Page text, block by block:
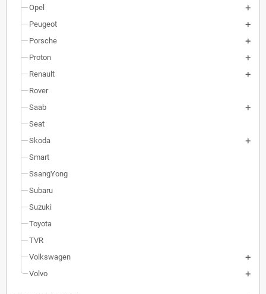
Opel
Peugeot
Porsche
Proton
Renault
Rover
Saab
Seat
Skoda
Smart
SsangYong
Subaru
Suzuki
Toyota
TVR
Volkswagen
Volvo